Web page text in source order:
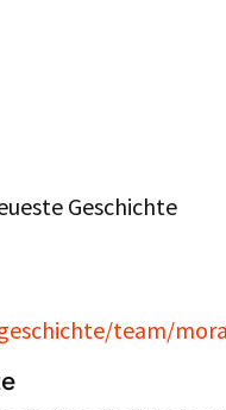
Geschichte
team/